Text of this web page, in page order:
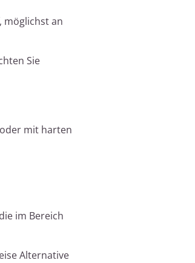
möglichst an
Sie
mit harten
im Bereich
Alternative